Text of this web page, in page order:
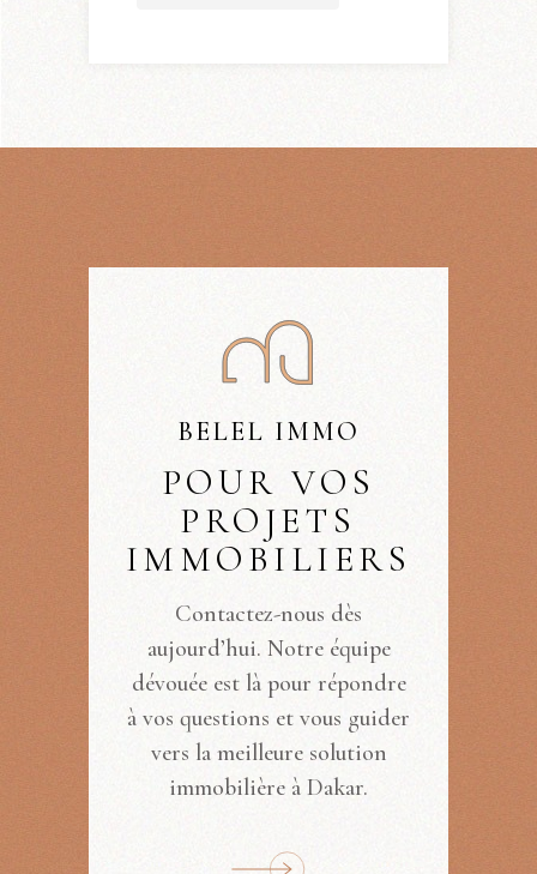
BELEL IMMO
POUR VOS
PROJETS
IMMOBILIERS
Contactez-nous dès
aujourd’hui. Notre équipe
dévouée est là pour répondre
à vos questions et vous guider
vers la meilleure solution
immobilière à Dakar.